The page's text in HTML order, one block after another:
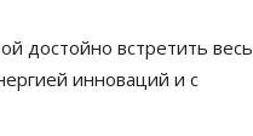
достойно встретить весь
инноваций и с